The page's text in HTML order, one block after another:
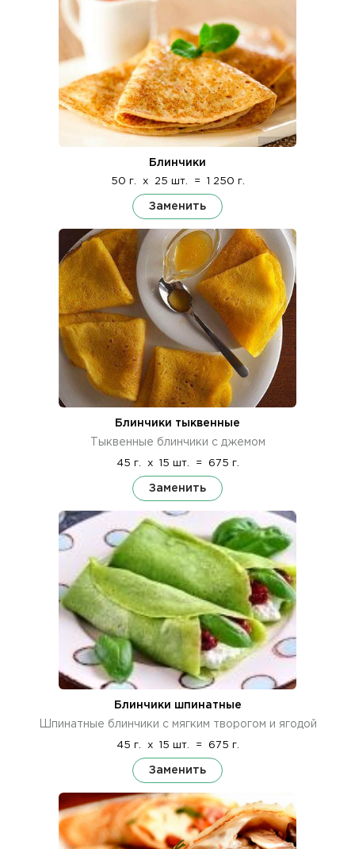
Блинчики
50 г. x 25 шт. = 1 250 г.
Заменить
Блинчики тыквенные
Тыквенные блинчики с джемом
45 г. x 15 шт. = 675 г.
Заменить
Блинчики шпинатные
Шпинатные блинчики с мягким творогом и ягодой
45 г. x 15 шт. = 675 г.
Заменить